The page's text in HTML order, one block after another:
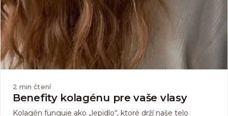
2 min čtení
Benefity kolagénu pre vaše vlasy
Kolagén funguje ako „lepidlo“, ktoré drží naše telo